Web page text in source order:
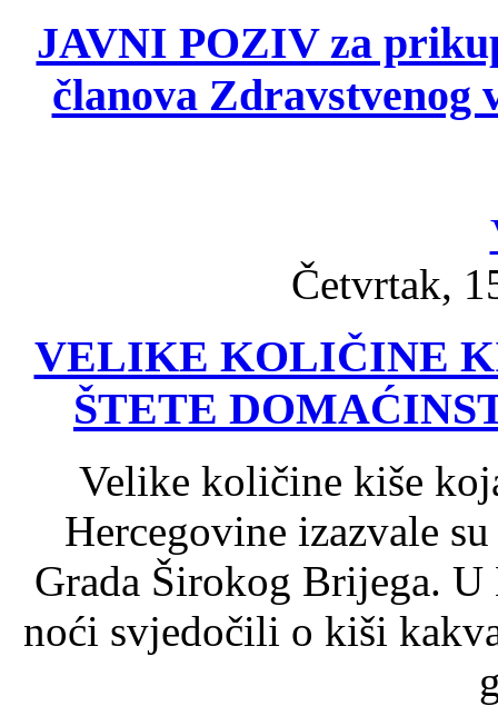
JAVNI POZIV za
članova Zdravstvenog
Četvrtak,
VELIKE KOLIČINE
ŠTETE
Velike količine kiše
Hercegovine izazvale
Grada Širokog Brijega.
noći svjedočili o kiši